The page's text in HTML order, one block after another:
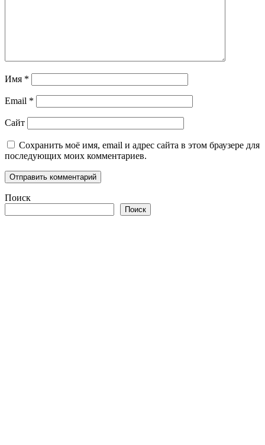
Имя *
Email *
Сайт
Сохранить моё имя, email и адрес сайта в этом браузере для
последующих моих комментариев.
Поиск
Поиск